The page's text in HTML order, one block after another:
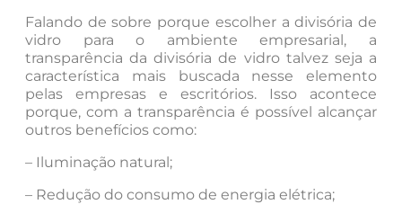
Falando de sobre porque escolher a divisória de
vidro para o ambiente empresarial, a
transparência da divisória de vidro talvez seja a
característica mais buscada nesse elemento
pelas empresas e escritórios. Isso acontece
porque, com a transparência é possível alcançar
outros benefícios como:
– Iluminação natural;
– Redução do consumo de energia elétrica;